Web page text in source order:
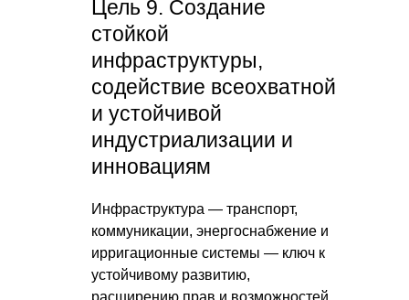
Цель 9. Создание
стойкой
инфраструктуры,
содействие всеохватной
и устойчивой
индустриализации и
инновациям
Инфраструктура — транспорт,
коммуникации, энергоснабжение и
ирригационные системы — ключ к
устойчивому развитию,
расширению прав и возможностей,